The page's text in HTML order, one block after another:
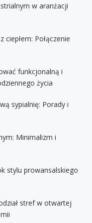
w aranżacji
ciepłem: Połączenie
funkcjonalną i
życia
sypialnię: Porady i
Minimalizm i
stylu prowansalskiego
stref w otwartej